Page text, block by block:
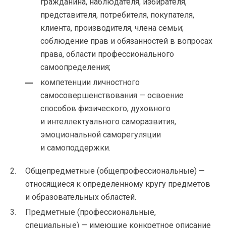
представителя, потребителя, покупателя,
клиента, производителя, члена семьи;
соблюдение прав и обязанностей в вопросах
права, области профессионального
самоопределения;
компетенции личностного
самосовершенствования — освоение
способов физического, духовного
и интеллектуального саморазвития,
эмоциональной саморегуляции
и самоподдержки.
Общепредметные (общепрофессиональные) —
относящиеся к определенному кругу предметов
и образовательных областей.
Предметные (профессиональные,
специальные) — имеющие конкретное описание